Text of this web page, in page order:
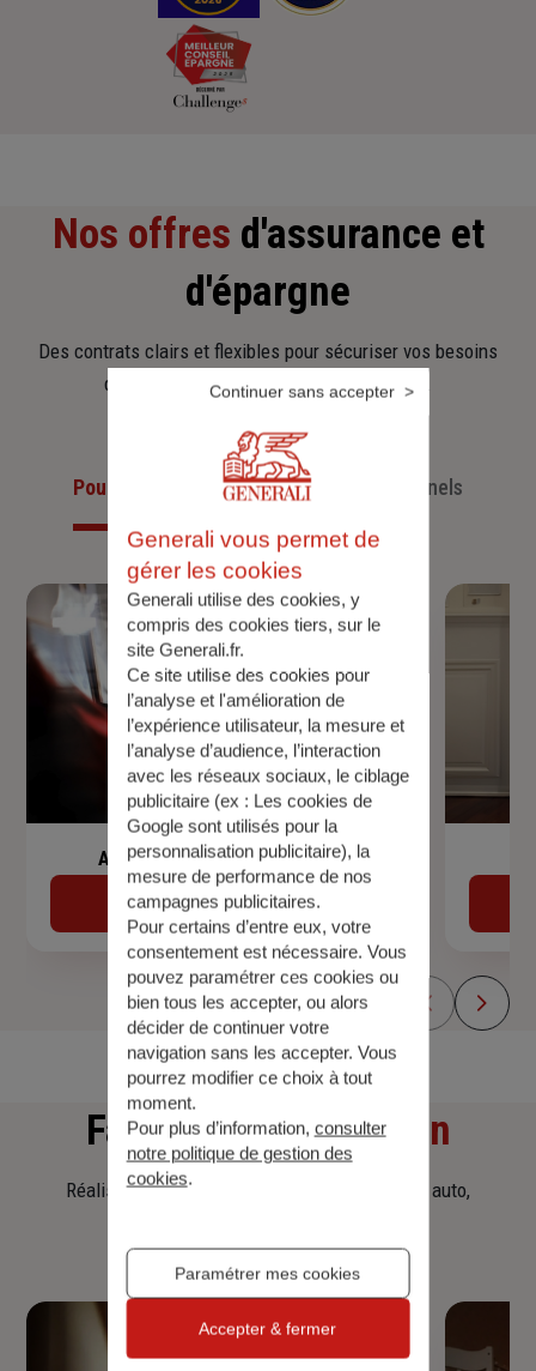
Nos offres d'assurance et
d'épargne
Des contrats clairs et flexibles pour sécuriser vos besoins
d’aujourd’hui et anticiper ceux de demain.
Pour les particuliersPour les professionnels
Assurance de prêt immobilier
Découvrir
Faitesune simulation
Réalisez une simulation tarifaire d'assurance, auto,
Generali vous permet de
gérer les cookies
Generali utilise des cookies, y
compris des cookies tiers, sur le
site Generali.fr.
Ce site utilise des cookies pour
l’analyse et l'amélioration de
l’expérience utilisateur, la mesure et
l’analyse d’audience, l’interaction
avec les réseaux sociaux, le ciblage
publicitaire (ex : Les cookies de
Google sont utilisés pour la
personnalisation publicitaire), la
mesure de performance de nos
campagnes publicitaires.
Pour certains d’entre eux, votre
consentement est nécessaire. Vous
pouvez paramétrer ces cookies ou
bien tous les accepter, ou alors
décider de continuer votre
navigation sans les accepter. Vous
pourrez modifier ce choix à tout
moment.
Pour plus d’information, consulter
notre politique de gestion des
cookies.
Paramétrer mes cookies
Continuer sans accepter
Accepter & fermer